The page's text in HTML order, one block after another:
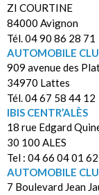
ZI COURTINE
84000 Avignon
Tél. 04 90 86 28 71
AUTOMOBILE
909 avenue des
34970 Lattes
Tél. 04 67 58 44 12
IBIS CENTR’ALÈS
18 rue Edgard
30 100 ALES
Tel : 04 66 04 01 62
AUTOMOBILE
7 Boulevard Jean